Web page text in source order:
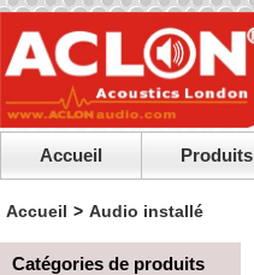
Accueil Produits
Accueil > Audio installé
Catégories de produits